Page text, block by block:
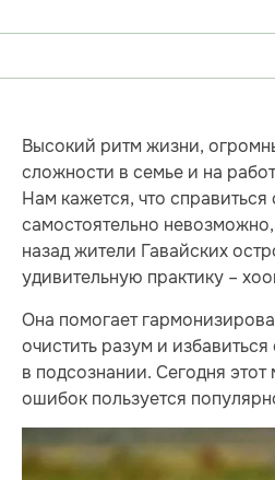
Высокий ритм жизни,
сложности в семье и на
Нам кажется, что справиться
самостоятельно
назад жители Гавайских
удивительную практику –
Она помогает
очистить разум и
в подсознании. Сегодня
ошибок пользуется